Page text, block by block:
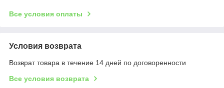
Все условия оплаты
Условия возврата
Возврат товара в течение 14 дней по договоренности
Все условия возврата